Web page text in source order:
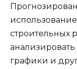
строительных
графики и